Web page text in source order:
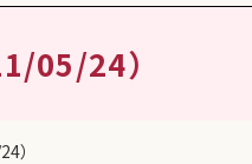
05/24）
）